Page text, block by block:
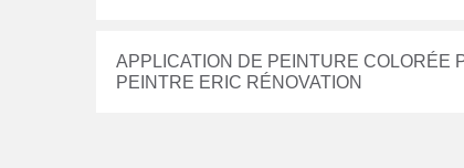
APPLICATION DE PEINTURE COLORÉE
PEINTRE ERIC RÉNOVATION